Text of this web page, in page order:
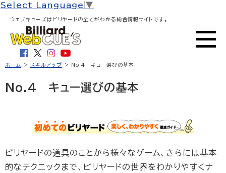
Select Language ▼
ウェブキューズはビリヤードの全てがわかる総合情報サイトです。
ホーム > スキルアップ > No.4 キュー選びの基本
No.4 キュー選びの基本
ビリヤードの道具のことから様々なゲーム、さらには基本
的なテクニックまで、ビリヤードの世界をわかりやすくナ